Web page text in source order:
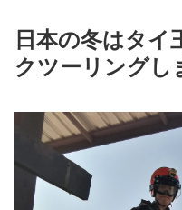
日本の冬はタイ
クツーリングし